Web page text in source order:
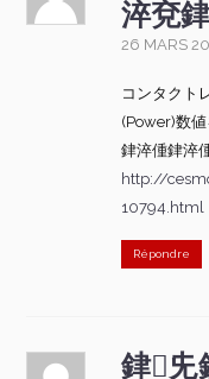
淬兗
26 MARS
コンタクト
(Power)数値
銉淬偅銉淬
http://
10794.html
Répondre
銉兂